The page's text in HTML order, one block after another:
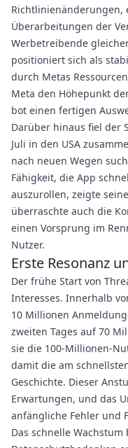
Richtlinienänderungen,
Überarbeitungen der
Werbetreibende
positioniert sich als
durch Metas
Meta den Höhepunkt
bot einen fertigen
Darüber hinaus fiel der
Juli in den USA
nach neuen Wegen
Fähigkeit, die App
auszurollen, zeigte
überraschte auch die
einen Vorsprung im
Nutzer.
Erste Resonanz
Der frühe Start von
Interesses. Innerhalb
10 Millionen
zweiten Tages auf 70
sie die 100-Millionen-
damit die am
Geschichte. Dieser
Erwartungen, und das
anfängliche Fehler und
Das schnelle